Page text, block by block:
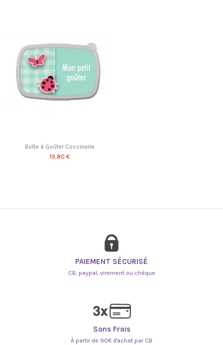
Boîte à Goûter Coccinelle
19,80 €
PAIEMENT SÉCURISÉ
CB, paypal, virement ou chèque
Sans Frais
À partir de 90€ d'achat par CB